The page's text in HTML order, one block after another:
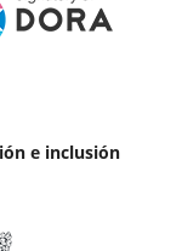
e inclusión